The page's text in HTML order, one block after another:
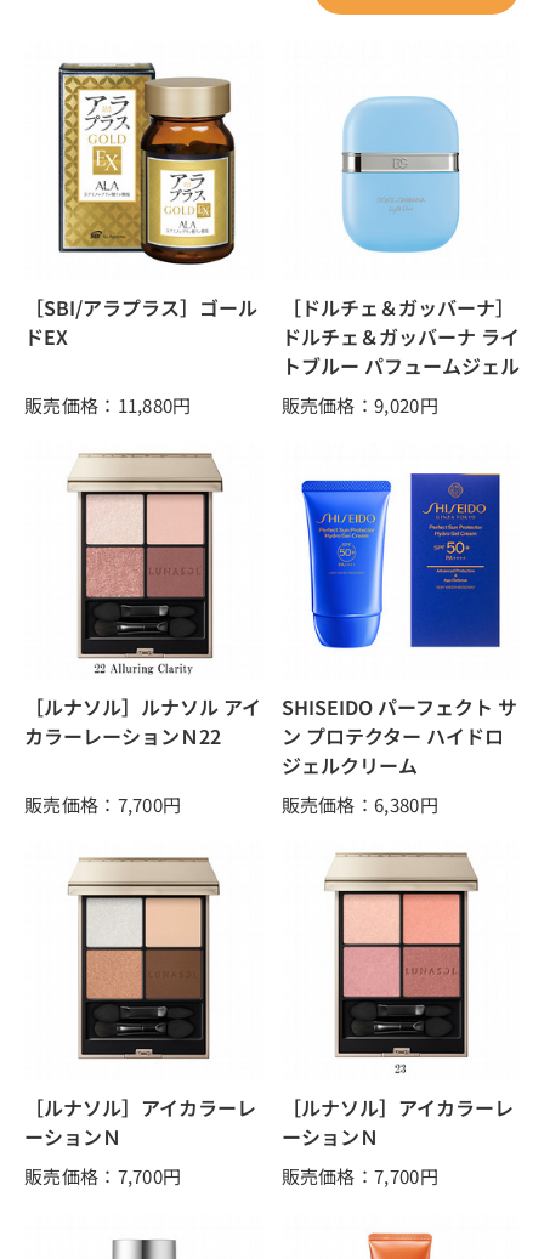
［SBI/アラプラス］ゴール
ドEX
販売価格：11,880円
［ドルチェ＆ガッバーナ］
ドルチェ＆ガッバーナ ライ
トブルー パフュームジェル
販売価格：9,020円
［ルナソル］ルナソル アイ
カラーレーションＮ22
販売価格：7,700円
SHISEIDO パーフェクト サ
ン プロテクター ハイドロ
ジェルクリーム
販売価格：6,380円
［ルナソル］アイカラーレ
ーションＮ
販売価格：7,700円
［ルナソル］アイカラーレ
ーションＮ
販売価格：7,700円